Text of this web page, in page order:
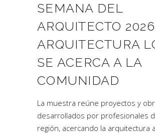
SEMANA DEL
ARQUITECTO
ARQUITECTURA
SE ACERCA A LA
COMUNIDAD
La muestra reúne proyectos y
desarrollados por profesionales
región, acercando la arquitectura